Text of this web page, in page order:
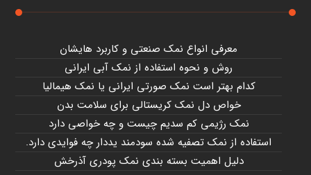
معرفی انواع نمک صنعتی و کاربرد هایشان
روش و نحوه استفاده از نمک آبی ایرانی
کدام بهتر است نمک صورتی ایرانی یا نمک هیمالیا
خواص دل نمک کریستالی برای سلامت بدن
نمک رژیمی کم سدیم چیست و چه خواصی دارد
استفاده از نمک تصفیه شده سودمند یددار چه فوایدی دارد.
دلیل اهمیت بسته بندی نمک پودری آذرخش